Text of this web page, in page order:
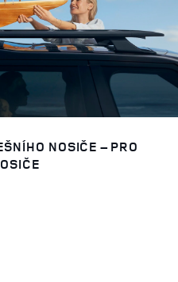
NOSIČE – PRO